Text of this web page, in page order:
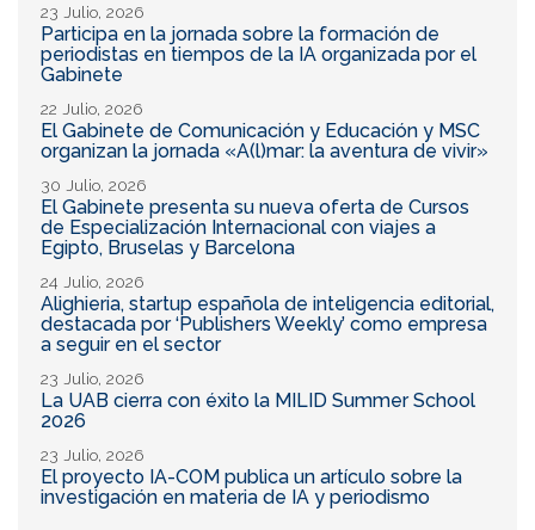
23 Julio, 2026
Participa en la jornada sobre la formación de
periodistas en tiempos de la IA organizada por el
Gabinete
22 Julio, 2026
El Gabinete de Comunicación y Educación y MSC
organizan la jornada «A(l)mar: la aventura de vivir»
30 Julio, 2026
El Gabinete presenta su nueva oferta de Cursos
de Especialización Internacional con viajes a
Egipto, Bruselas y Barcelona
24 Julio, 2026
Alighieria, startup española de inteligencia editorial,
destacada por ‘Publishers Weekly’ como empresa
a seguir en el sector
23 Julio, 2026
La UAB cierra con éxito la MILID Summer School
2026
23 Julio, 2026
El proyecto IA-COM publica un artículo sobre la
investigación en materia de IA y periodismo